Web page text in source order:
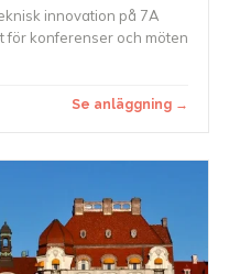
innovation på 7A
för konferenser och möten
Se anläggning →